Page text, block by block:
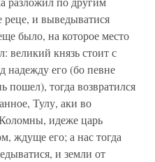
и выведыватися
было, на которое место
великий князь стоит с
надежду его (бо певне
пошел), тогда возвратился
Тулу, аки во
идеже царь
ждуще его; а нас тогда
и земли от